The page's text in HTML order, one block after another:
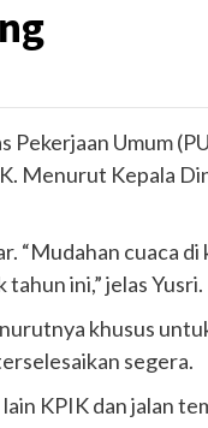
Pekerjaan Umum
Kepala
“Mudahan cuaca
ini,” jelas Yusri.
khusus
segera.
KPIK dan jalan